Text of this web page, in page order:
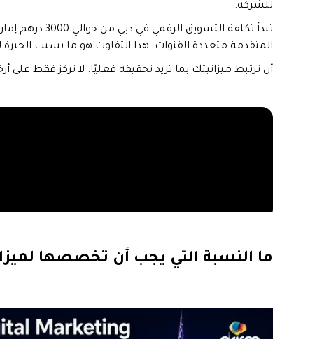
للشركة.
المتقدمة متعددة القنوات. هذا التفاوت هو ما يسبب
أن ترتبط ميزانيتك بما تريد تحقيقه فعليًا. لا تركز فقط على
ما النسبة التي يجب أن تخصصها